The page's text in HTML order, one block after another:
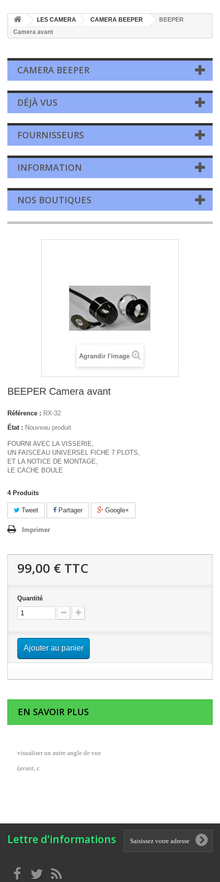
LES CAMERA CAMERA BEEPER
BEEPER
Camera avant
CAMERA BEEPER
DÉJÀ VUS
FOURNISSEURS
INFORMATION
NOS BOUTIQUES
Agrandir l'image
BEEPER Camera avant
Référence : RX-32
État : Nouveau produit
FOURNI AVEC LA VISSERIE,
UN FAISCEAU UNIVERSEL FICHE 7 PLOTS,
ET LA NOTICE DE MONTAGE,
LE CACHE BOULE
4 Produits
Tweet Partager Google+
Imprimer
99,00 € TTC
Quantité
Ajouter au panier
EN SAVOIR PLUS
visualiser un autre angle de vue
(avant, c
Lettre d'informations